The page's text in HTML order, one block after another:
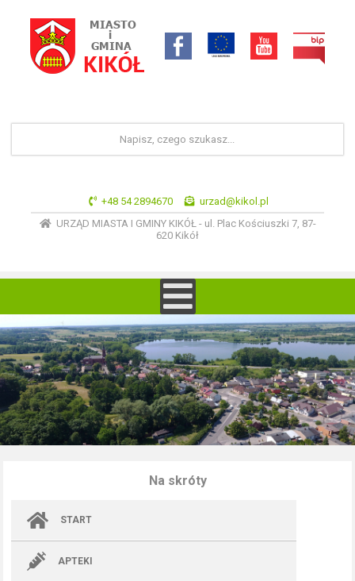
+48 54 2894670
urzad@kikol.pl
URZĄD MIASTA I GMINY KIKÓŁ - ul. Plac Kościuszki 7, 87-
620 Kikół
Na skróty
START
APTEKI